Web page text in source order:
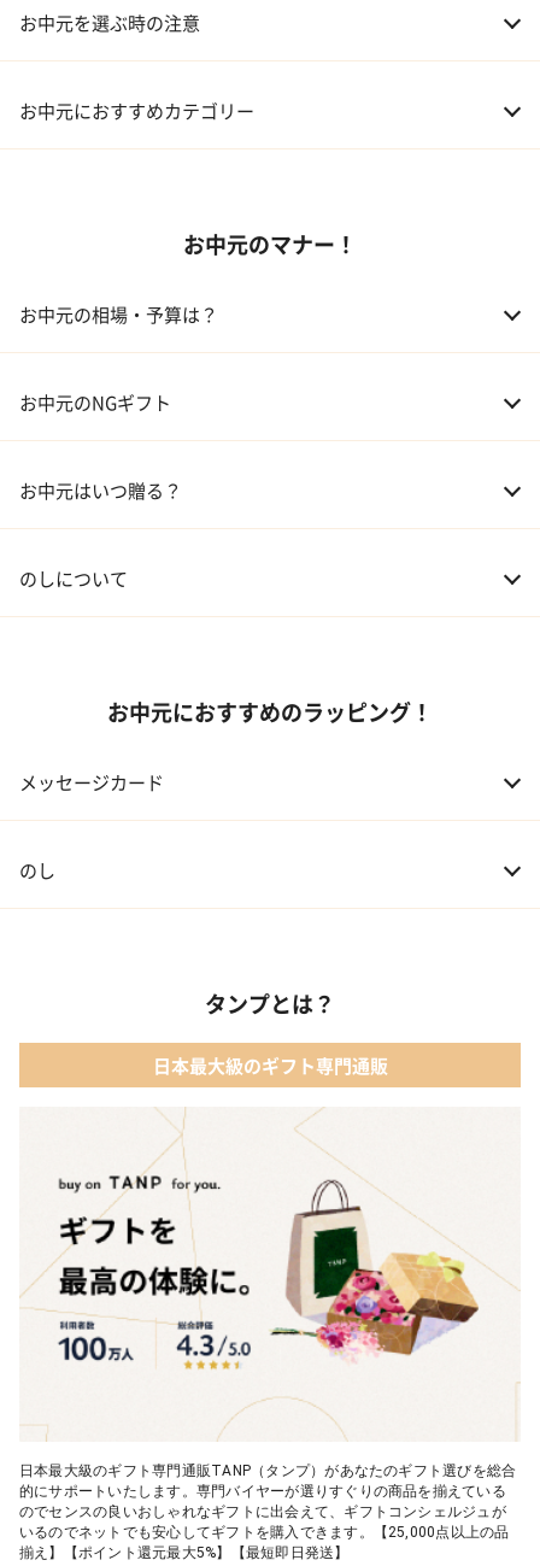
お中元を選ぶ時の注意
お中元におすすめカテゴリー
03 ギフトカタログ
お中元のマナー！
お中元の相場・予算は？
02 兄弟、姉妹 3,000～5,000円
04 会社の上司 5,000円程度
お中元のNGギフト
お中元はいつ贈る？
のしについて
お中元におすすめのラッピング！
メッセージカード
のし
タンプとは？
日本最大級のギフト専門通販
日本最大級のギフト専門通販TANP（タンプ）があなたのギフト選びを総合
的にサポートいたします。専門バイヤーが選りすぐりの商品を揃えている
のでセンスの良いおしゃれなギフトに出会えて、ギフトコンシェルジュが
いるのでネットでも安心してギフトを購入できます。【25,000点以上の品
揃え】【ポイント還元最大5%】【最短即日発送】